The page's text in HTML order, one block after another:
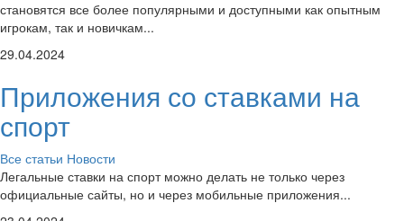
становятся все более популярными и доступными как опытным
игрокам, так и новичкам...
29.04.2024
Приложения со ставками на
спорт
Все статьи Новости
Легальные ставки на спорт можно делать не только через
официальные сайты, но и через мобильные приложения...